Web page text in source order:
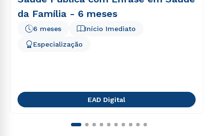
da Família - 6 meses
Início Imediato
6 meses
Especialização
EAD Digital